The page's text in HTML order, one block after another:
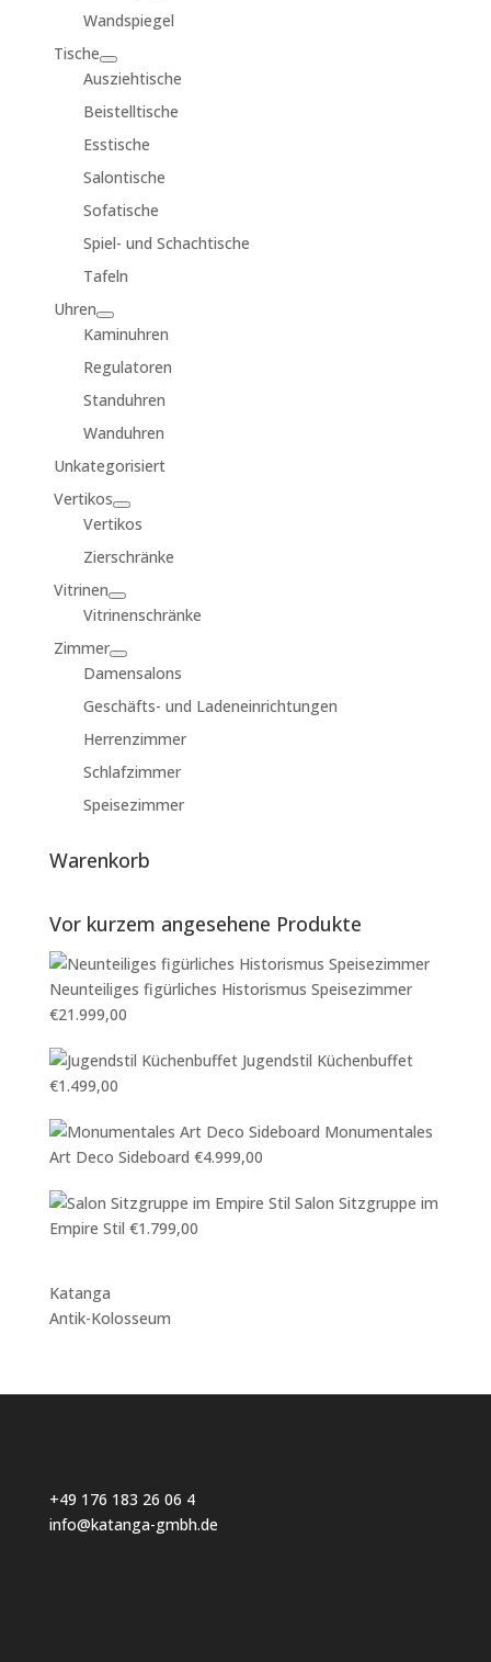
Wandspiegel
Tische
Ausziehtische
Beistelltische
Esstische
Salontische
Sofatische
Spiel- und Schachtische
Tafeln
Uhren
Kaminuhren
Regulatoren
Standuhren
Wanduhren
Unkategorisiert
Vertikos
Vertikos
Zierschränke
Vitrinen
Vitrinenschränke
Zimmer
Damensalons
Geschäfts- und Ladeneinrichtungen
Herrenzimmer
Schlafzimmer
Speisezimmer
Warenkorb
Vor kurzem angesehene Produkte
Neunteiliges figürliches Historismus Speisezimmer
€21.999,00
Jugendstil Küchenbuffet
€1.499,00
Monumentales
Art Deco Sideboard €4.999,00
Salon Sitzgruppe im
Empire Stil €1.799,00
Katanga
Antik-Kolosseum
+49 176 183 26 06 4
info@katanga-gmbh.de